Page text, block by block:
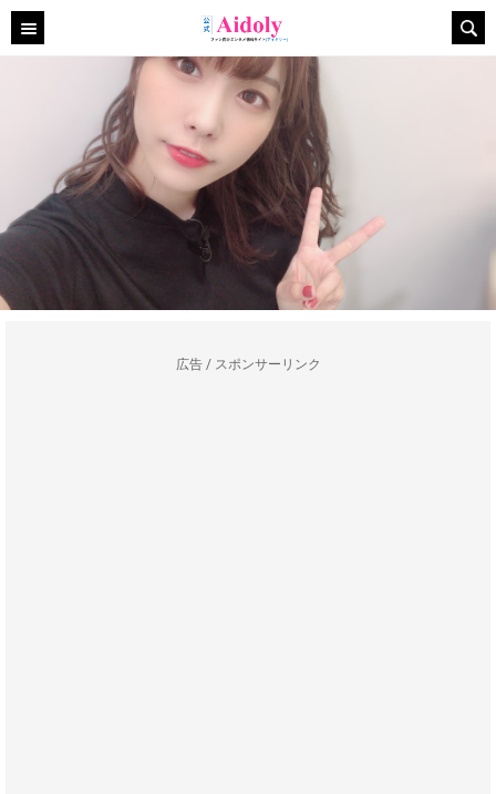
広告 / スポンサーリンク